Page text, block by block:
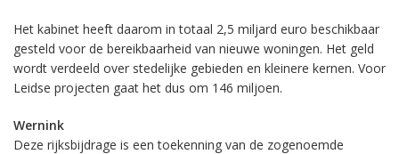
Het kabinet heeft daarom in totaal 2,5 miljard euro beschikbaar
gesteld voor de bereikbaarheid van nieuwe woningen. Het geld
wordt verdeeld over stedelijke gebieden en kleinere kernen. Voor
Leidse projecten gaat het dus om 146 miljoen.
Wernink
Deze rijksbijdrage is een toekenning van de zogenoemde